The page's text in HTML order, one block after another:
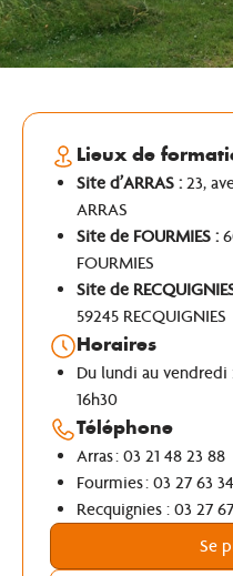
Lieux de
Site d’ARRAS : 23,
ARRAS
Site de FOURMIES :
FOURMIES
Site de
59245 RECQUIGNIES
Horaires
Du lundi au vendredi
16h30
Téléphone
Arras : 03 21 48 23 88
Fourmies : 03 27 63
Recquignies : 03 27
Se